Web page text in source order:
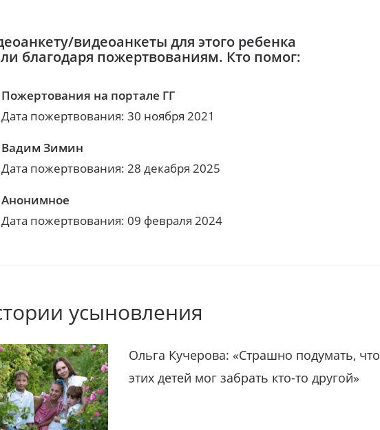
видеоанкеты для этого ребенка
благодаря пожертвованиям. Кто помог:
Пожертования на портале ГГ
Дата пожертвования: 30 ноября 2021
Вадим Зимин
Дата пожертвования: 28 декабря 2025
Анонимное
Дата пожертвования: 09 февраля 2024
усыновления
Ольга Кучерова: «Страшно подумать, что
этих детей мог забрать кто-то другой»